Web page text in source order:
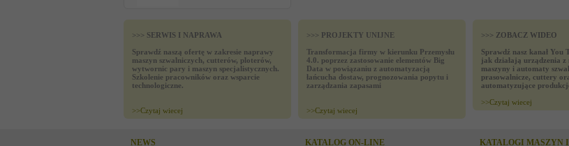
>>> SERWIS I NAPRAWA
Sprawdź naszą ofertę w zakresie naprawy
maszyn szwalniczych, cutterów, ploterów,
wytwornic pary i maszyn specjalistycznych.
Szkolenie pracowników oraz wsparcie
technologiczne.
>>Czytaj wiecej
>>> PROJEKTY UNIJNE
Transformacja firmy w kierunku Przemysłu
4.0. poprzez zastosowanie elementów Big
Data w powiązaniu z automatyzacją
łańcucha dostaw, prognozowania popytu i
zarządzania zapasami
>>Czytaj wiecej
>>> ZOBACZ WIDEO
Sprawdź nasz kanał You
jak działają urządzenia z
maszyny i automaty
prasowalnicze, cuttery
automatyzujące
>>Czytaj wiecej
NEWS KATALOG ON-LINE KATALOGI MASZYN